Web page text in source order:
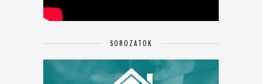
SOROZATOK